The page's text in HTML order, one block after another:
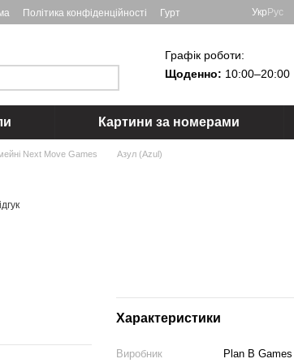
Політика конфіденційності Гурт Укр Рус
Графік роботи:
Щоденно: 10:00–20:00
Картини за номерами
Next Move Games Азул (Azul)
Характеристики
Виробник
Plan B Games